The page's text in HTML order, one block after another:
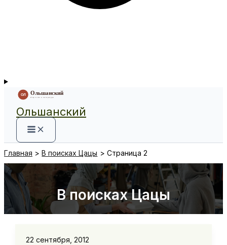
Ольшанский
Главная В поисках Цацы Страница 2
В поисках Цацы
22 сентября, 2012